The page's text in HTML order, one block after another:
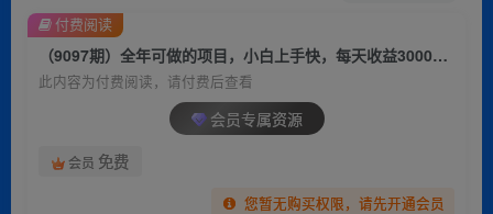
（9097期）全年可做的项目，小白上手快，每天收益3000+不露脸直播小游戏，无门槛，…
此内容为付费阅读，请付费后查看
会员专属资源
会员 免费
您暂无购买权限，请先开通会员
付费阅读